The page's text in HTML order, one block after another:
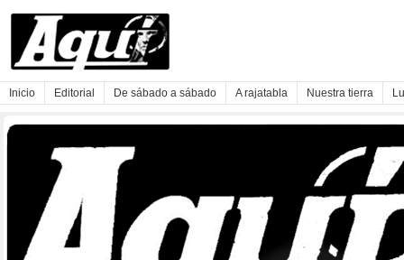
Inicio Editorial De sábado a sábado A rajatabla Nuestra tierra